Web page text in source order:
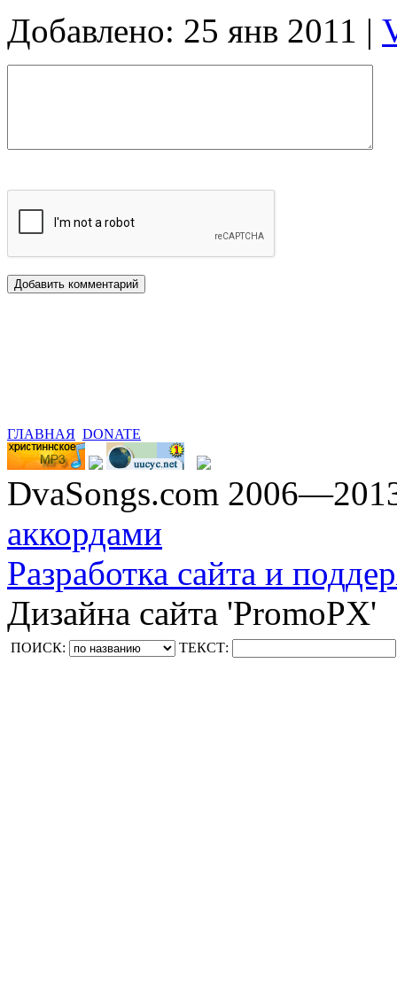
Добавлено: 25 янв 2011 |
ГЛАВНАЯ DONATE
DvaSongs.com
аккордами
Разработка сайта и
Дизайна сайта 'PromoPX'
ПОИСК: ТЕКСТ: